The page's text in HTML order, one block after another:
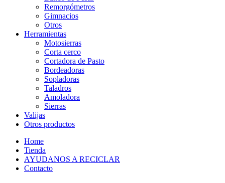
Remorgómetros
Gimnacios
Otros
Herramientas
Motosierras
Corta cerco
Cortadora de Pasto
Bordeadoras
Sopladoras
Taladros
Amoladora
Sierras
Valijas
Otros productos
Home
Tienda
AYUDANOS A RECICLAR
Contacto